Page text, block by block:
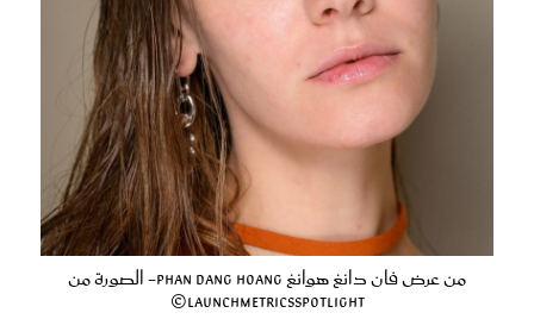
من عرض فان دانغ هوانغ Phan Dang Hoang- الصورة من
LaunchmetricsSpotlight©